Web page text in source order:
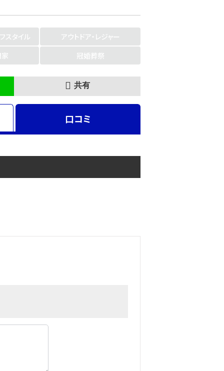
スタイル
アウトドア・レジャー
冠婚葬祭
共有
口コミ